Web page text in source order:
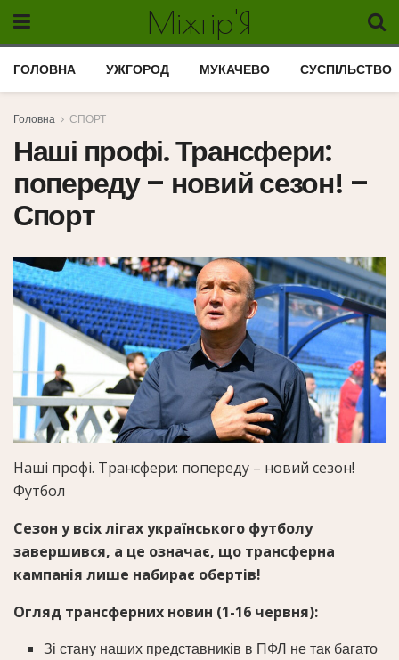
Міжгір'Я
ГОЛОВНА УЖГОРОД МУКАЧЕВО СУСПІЛЬСТВО
Головна СПОРТ
Наші профі. Трансфери:
попереду – новий сезон! –
Спорт
Наші профі. Трансфери: попереду – новий сезон!
Футбол
Сезон у всіх лігах українського футболу
завершився, а це означає, що трансферна
кампанія лише набирає обертів!
Огляд трансферних новин (1-16 червня):
Зі стану наших представників в ПФЛ не так багато